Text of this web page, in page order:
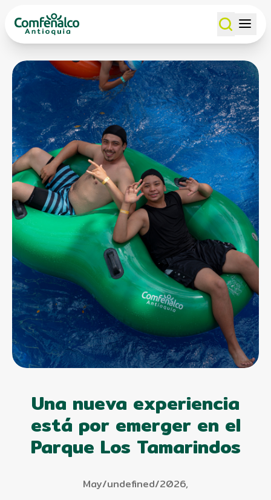
Una nueva experiencia
está por emerger en el
Parque Los Tamarindos
May/undefined/2026,